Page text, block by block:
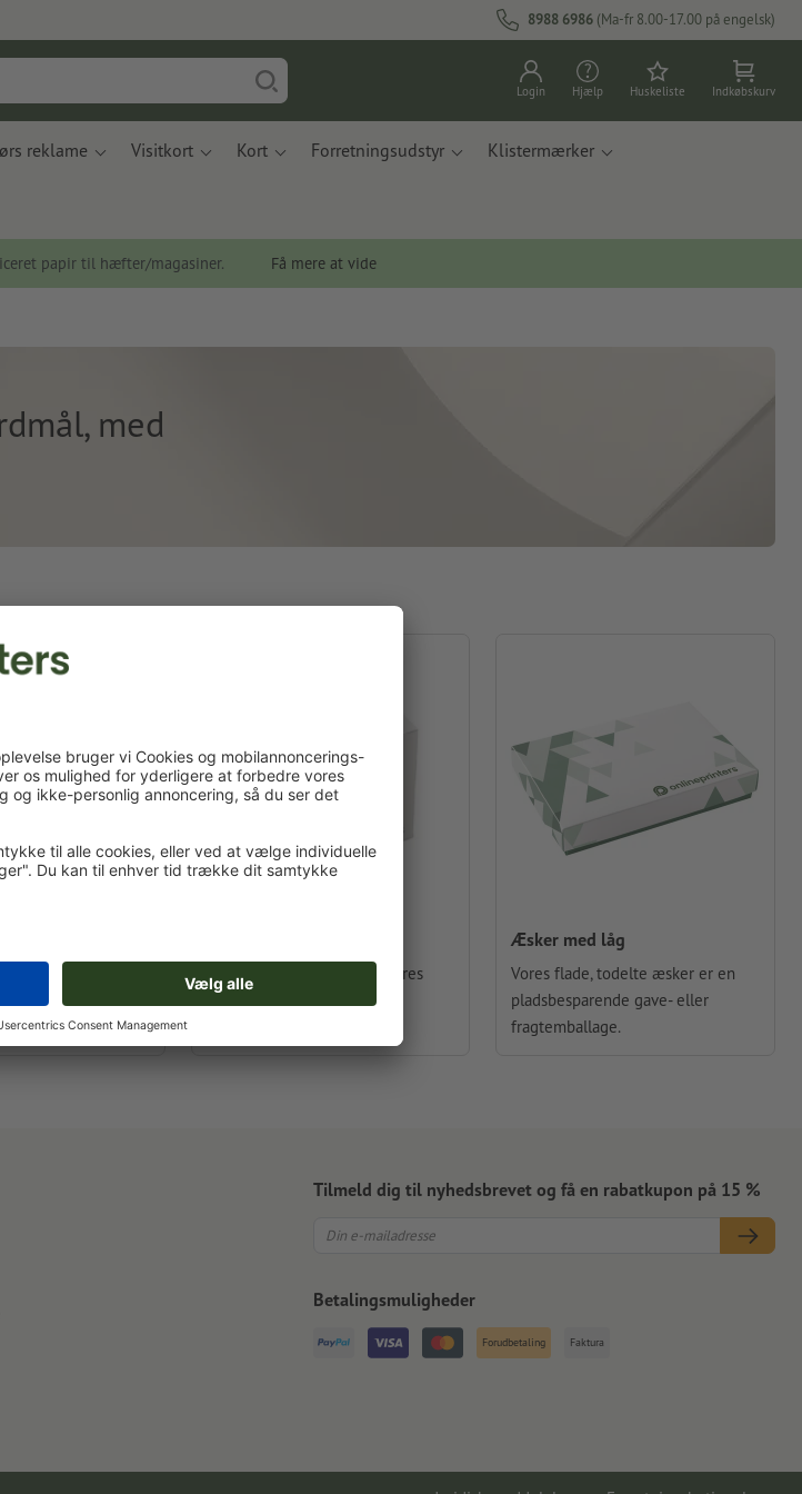
8988 6986 (Ma-fr 8.00-17.00 på engelsk)
Login Hjælp Huskeliste Indkøbskurv
reklame Visitkort Kort Forretningsudstyr Klistermærker
papir til hæfter/magasiner. Få mere at vide
med
spiritusflasker i
gaveemballage.
Kvadratisk og så praktisk: vores
æsker i terningeform med
Æsker med låg
Vores flade, todelte æsker er en
pladsbesparende gave- eller
fragtemballage.
Tilmeld dig til nyhedsbrevet og få en rabatkupon på 15 %
Betalingsmuligheder
Forudbetaling Faktura